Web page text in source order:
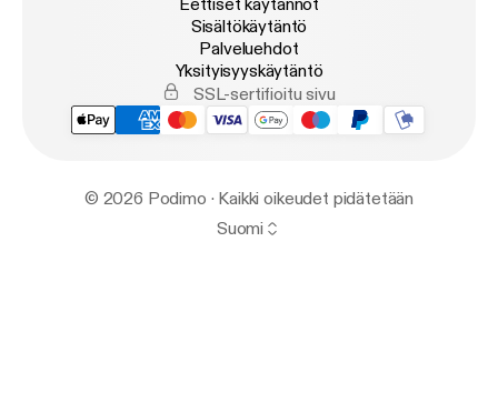
Eettiset käytännöt
Sisältökäytäntö
Palveluehdot
Yksityisyyskäytäntö
SSL-sertifioitu sivu
© 2026 Podimo · Kaikki oikeudet pidätetään
Suomi